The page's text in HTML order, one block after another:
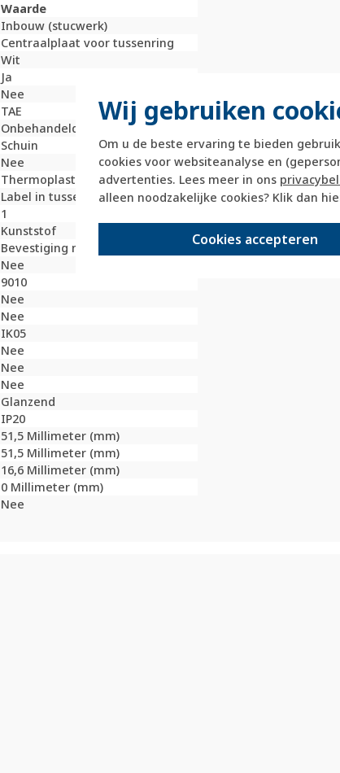
Wij gebruiken
Om u de beste ervaring te bieden
cookies voor websiteanalyse en
advertenties. Lees meer in ons
alleen noodzakelijke cookies? Klik dan
Cookies accepteren
Waarde
Inbouw (stucwerk)
Centraalplaat voor tussenring
Wit
Ja
Nee
TAE
Onbehandeld
Schuin
Nee
Thermoplast
Label in tussenring inklikbaar
1
Kunststof
Bevestiging met schroef
Nee
9010
Nee
Nee
IK05
Nee
Nee
Nee
Glanzend
IP20
51,5 Millimeter (mm)
51,5 Millimeter (mm)
16,6 Millimeter (mm)
0 Millimeter (mm)
Nee